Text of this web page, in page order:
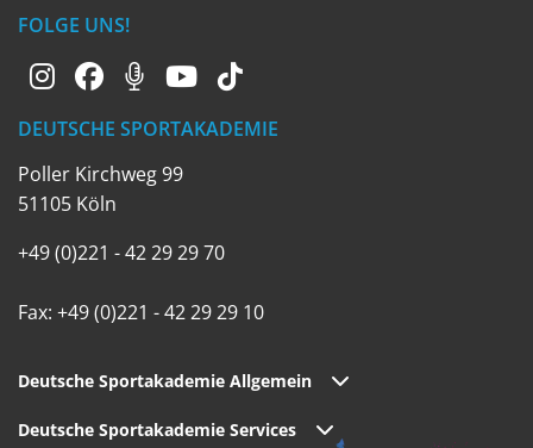
FOLGE UNS!
DEUTSCHE SPORTAKADEMIE
Poller Kirchweg 99
51105 Köln
+49 (0)221 - 42 29 29 70
Fax: +49 (0)221 - 42 29 29 10
Deutsche Sportakademie Allgemein
Deutsche Sportakademie Services